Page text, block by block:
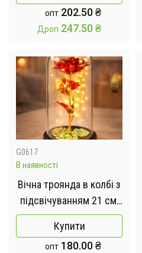
опт 202.50₴
Дроп 247.50₴
G0617
В наявності
Вічна троянда в колбі з
підсвічуванням 21 см,
на батарейках RED GOLD
Купити
опт 180.00₴